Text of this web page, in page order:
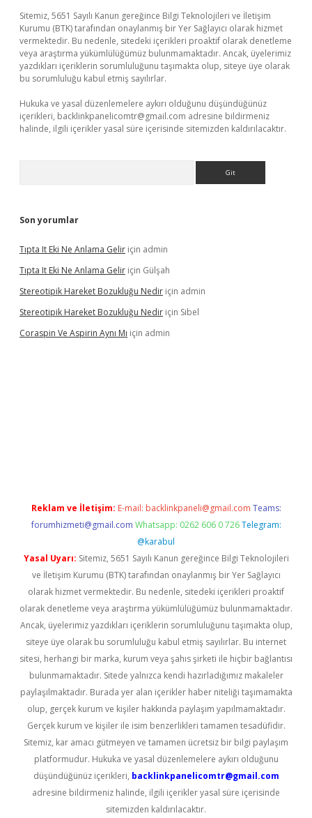
Sitemiz, 5651 Sayılı Kanun gereğince Bilgi Teknolojileri ve İletişim
Kurumu (BTK) tarafından onaylanmış bir Yer Sağlayıcı olarak hizmet
vermektedir. Bu nedenle, sitedeki içerikleri proaktif olarak denetleme
veya araştırma yükümlülüğümüz bulunmamaktadır. Ancak, üyelerimiz
yazdıkları içeriklerin sorumluluğunu taşımakta olup, siteye üye olarak
bu sorumluluğu kabul etmiş sayılırlar.
Hukuka ve yasal düzenlemelere aykırı olduğunu düşündüğünüz
içerikleri, backlinkpanelicomtr@gmail.com adresine bildirmeniz
halinde, ilgili içerikler yasal süre içerisinde sitemizden kaldırılacaktır.
Son yorumlar
Tıpta It Eki Ne Anlama Gelir için admin
Tıpta It Eki Ne Anlama Gelir için Gülşah
Stereotipik Hareket Bozukluğu Nedir için admin
Stereotipik Hareket Bozukluğu Nedir için Sibel
Coraspin Ve Aspirin Aynı Mı için admin
Reklam ve İletişim: E-mail: backlinkpaneli@gmail.com Teams:
forumhizmeti@gmail.com Whatsapp: 0262 606 0 726 Telegram:
@karabul
Yasal Uyarı: Sitemiz, 5651 Sayılı Kanun gereğince Bilgi Teknolojileri
ve İletişim Kurumu (BTK) tarafından onaylanmış bir Yer Sağlayıcı
olarak hizmet vermektedir. Bu nedenle, sitedeki içerikleri proaktif
olarak denetleme veya araştırma yükümlülüğümüz bulunmamaktadır.
Ancak, üyelerimiz yazdıkları içeriklerin sorumluluğunu taşımakta olup,
siteye üye olarak bu sorumluluğu kabul etmiş sayılırlar. Bu internet
sitesi, herhangi bir marka, kurum veya şahıs şirketi ile hiçbir bağlantısı
bulunmamaktadır. Sitede yalnızca kendi hazırladığımız makaleler
paylaşılmaktadır. Burada yer alan içerikler haber niteliği taşımamakta
olup, gerçek kurum ve kişiler hakkında paylaşım yapılmamaktadır.
Gerçek kurum ve kişiler ile isim benzerlikleri tamamen tesadüfidir.
Sitemiz, kar amacı gütmeyen ve tamamen ücretsiz bir bilgi paylaşım
platformudur. Hukuka ve yasal düzenlemelere aykırı olduğunu
düşündüğünüz içerikleri, backlinkpanelicomtr@gmail.com
adresine bildirmeniz halinde, ilgili içerikler yasal süre içerisinde
sitemizden kaldırılacaktır.